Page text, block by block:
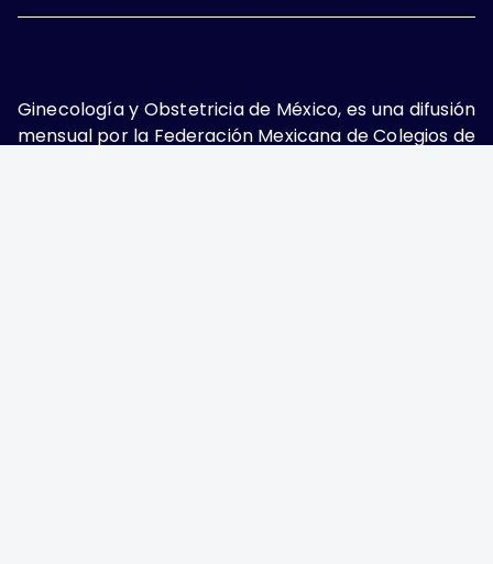
Ginecología y Obstetricia de México, es una difusión
mensual por la Federación Mexicana de Colegios de